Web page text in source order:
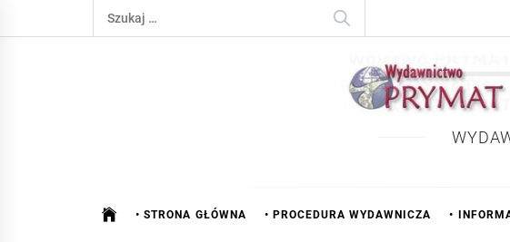
to
Szukaj:
• STRONA GŁÓWNA • PROCEDURA WYDAWNICZA •